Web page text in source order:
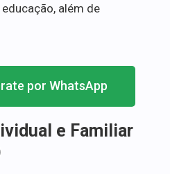
além de
por WhatsApp
e Familiar